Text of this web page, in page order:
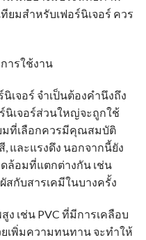
ยมสำหรับเฟอร์นิเจอร์ ควร
ารใช้งาน
เจอร์ จำเป็นต้องคำนึงถึง
นิเจอร์ส่วนใหญ่จะถูกใช้
ที่เลือกควรมีคุณสมบัติ
และแรงดึง นอกจากนี้ยัง
ล้อมที่แตกต่างกัน เช่น
กับสารเคมีในบางครั้ง
เช่น PVC ที่มีการเคลือบ
เพิ่มความทนทาน จะทำให้